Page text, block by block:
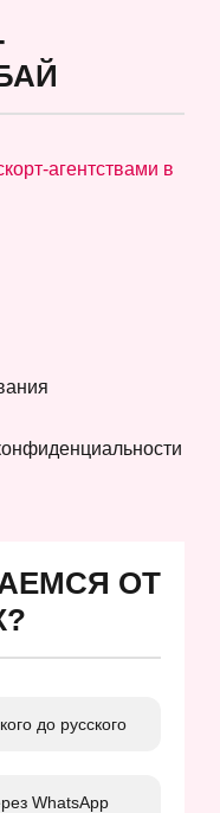
агентствами в
ОТ
до русского
WhatsApp